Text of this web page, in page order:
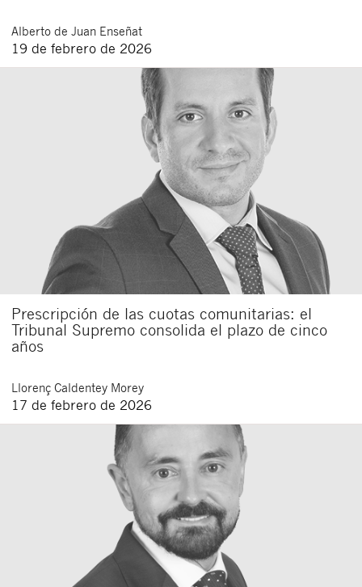
Alberto de Juan Enseñat
19 de febrero de 2026
Prescripción de las cuotas comunitarias: el
Tribunal Supremo consolida el plazo de cinco
años
Llorenç Caldentey Morey
17 de febrero de 2026